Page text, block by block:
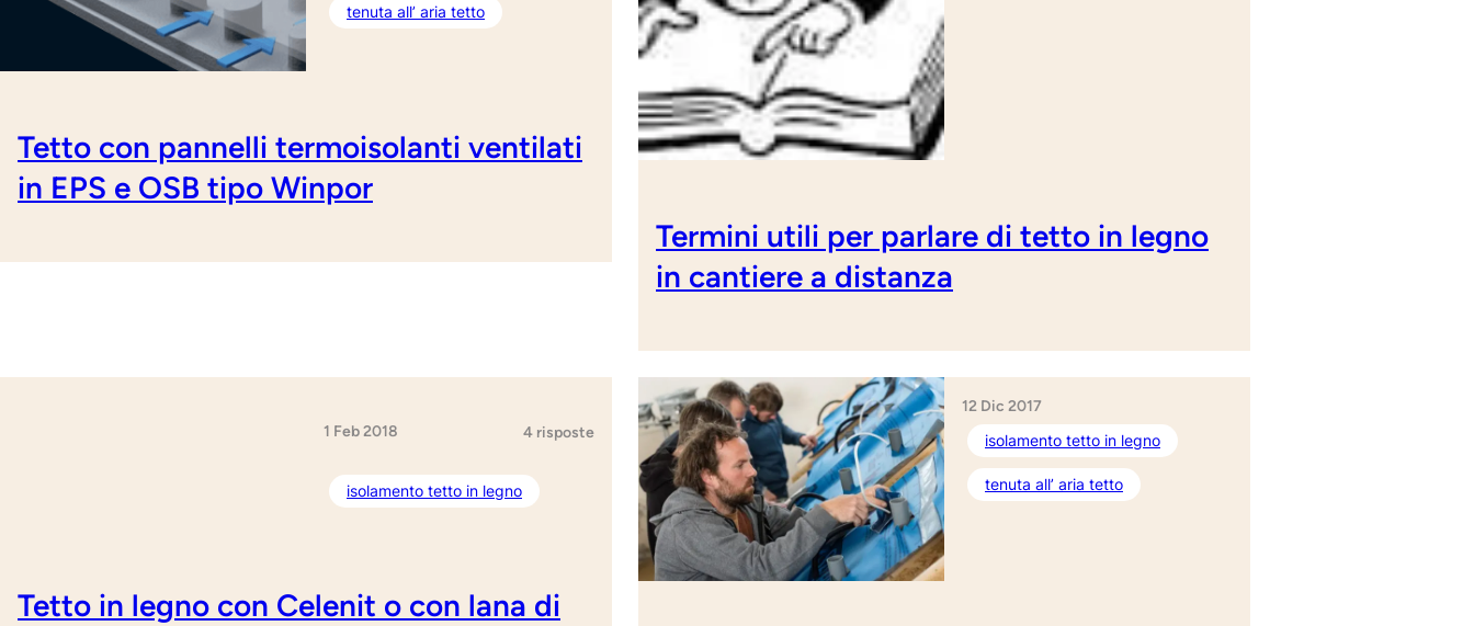
tenuta all’ aria tetto
Tetto con pannelli termoisolanti ventilati
in EPS e OSB tipo Winpor
Termini utili per parlare di tetto in legno
in cantiere a distanza
1 Feb 2018 4 risposte
isolamento tetto in legno
Tetto in legno con Celenit o con lana di
12 Dic 2017
isolamento tetto in legno
tenuta all’ aria tetto